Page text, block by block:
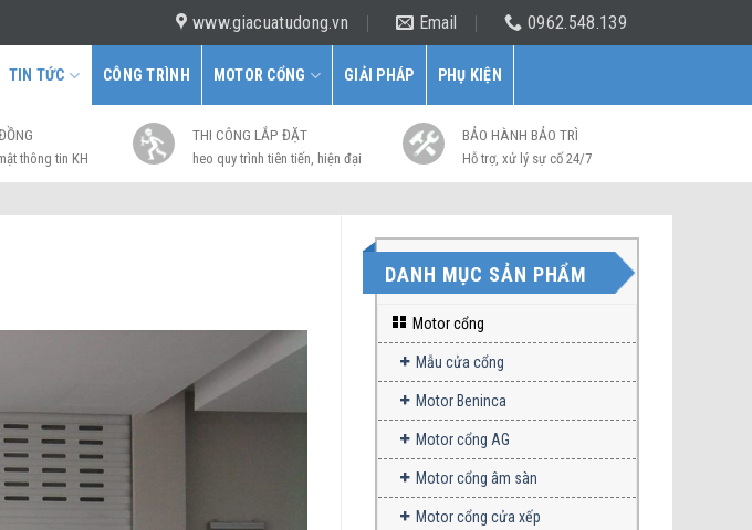
www.giacuatudong.vn Email 0962.548.139
TIN TỨC CÔNG TRÌNH MOTOR CỔNG GIẢI PHÁP PHỤ KIỆN
thông tin KH
THI CÔNG LẮP ĐẶT
heo quy trình tiên tiến, hiện đại
BẢO HÀNH BẢO TRÌ
Hỗ trợ, xử lý sự cố 24/7
DANH MỤC SẢN PHẨM
Motor cổng
Mẫu cửa cổng
Motor Beninca
Motor cổng AG
Motor cổng âm sàn
Motor cổng cửa xếp